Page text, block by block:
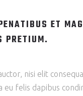
ET
PRETIUM.
nisi elit
eu felis dapibus